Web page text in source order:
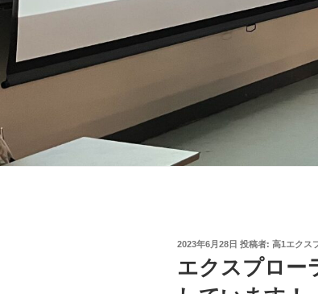
投
2023年6月28日 投稿者: 高1エクス
エクスプロー